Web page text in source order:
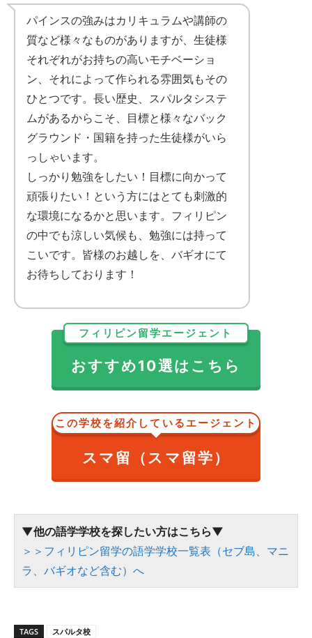
パインスの強みはカリキュラムや講師の
質など様々なものがありますが、生徒様
それぞれがお持ちの高いモチベーショ
ン、それによって作られる雰囲気もその
ひとつです。長い歴史、スパルタシステ
ムがあるからこそ、目標と様々なバック
グラウンド・国籍を持った生徒様がいら
っしゃいます。
しっかり勉強をしたい！目標に向かって
頑張りたい！という方にはとても刺激的
な環境になるかと思います。フィリピン
の中でも涼しい気候も、勉強には持って
こいです。皆様のお越しを、バギオにて
お待ちしております！
フィリピン留学エージェント
おすすめ10選はこちら
この学校を紹介しているエージェント
スマ留（スマ留学）
▼他の語学学校を探したい方はこちら▼
＞＞フィリピン留学の語学学校一覧表（セブ島、マニ
ラ、バギオなど含む）へ
TAGS スパルタ校